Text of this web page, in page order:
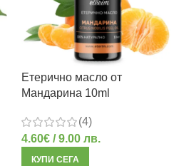
Етерично масло от
Мандарина 10ml
(4)
4.60€ / 9.00 лв.
КУПИ СЕГА